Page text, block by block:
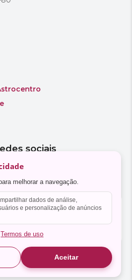
melhorar a navegação.
dados de análise,
e personalização de anúncios
Termos de uso
Aceitar